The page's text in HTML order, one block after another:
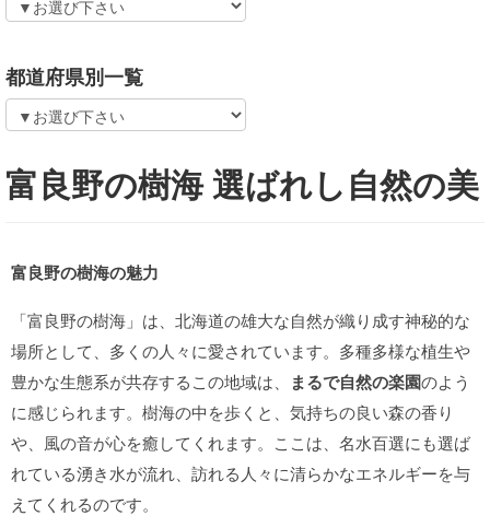
都道府県別一覧
富良野の樹海 選ばれし自然の美
富良野の樹海の魅力
「富良野の樹海」は、北海道の雄大な自然が織り成す神秘的な
場所として、多くの人々に愛されています。多種多様な植生や
豊かな生態系が共存するこの地域は、
まるで自然の楽園のよう
に感じられます。樹海の中を歩くと、気持ちの良い森の香り
や、風の音が心を癒してくれます。ここは、名水百選にも選ば
れている湧き水が流れ、訪れる人々に清らかなエネルギーを与
えてくれるのです。